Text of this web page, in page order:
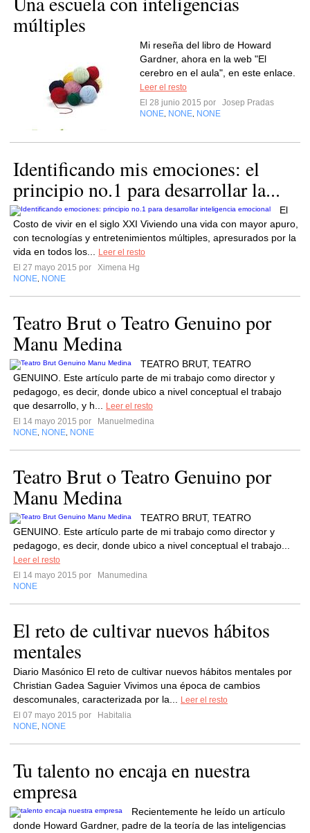
múltiples
Mi reseña del libro de Howard
Gardner, ahora en la web "El
cerebro en el aula", en este enlace.
Leer el resto
El 28 junio 2015 por
Josep Pradas
NONE NONE NONE
Identificando mis emociones: el
principio no.1 para desarrollar la...
El
Costo de vivir en el siglo XXI Viviendo una vida con mayor apuro,
con tecnologías y entretenimientos múltiples, apresurados por la
vida en todos los...
Leer el resto
El 27 mayo 2015 por
Ximena Hg
NONE NONE
Teatro Brut o Teatro Genuino por
Manu Medina
TEATRO BRUT, TEATRO
GENUINO. Este artículo parte de mi trabajo como director y
pedagogo, es decir, donde ubico a nivel conceptual el trabajo
que desarrollo, y h...
Leer el resto
El 14 mayo 2015 por
Manuelmedina
NONE NONE NONE
Teatro Brut o Teatro Genuino por
Manu Medina
TEATRO BRUT, TEATRO
GENUINO. Este artículo parte de mi trabajo como director y
pedagogo, es decir, donde ubico a nivel conceptual el trabajo...
Leer el resto
El 14 mayo 2015 por
Manumedina
NONE
El reto de cultivar nuevos hábitos
mentales
Diario Masónico El reto de cultivar nuevos hábitos mentales por
Christian Gadea Saguier Vivimos una época de cambios
descomunales, caracterizada por la...
Leer el resto
El 07 mayo 2015 por
Habitalia
NONE NONE
Tu talento no encaja en nuestra
empresa
Recientemente he leído un artículo
donde Howard Gardner, padre de la teoría de las inteligencias